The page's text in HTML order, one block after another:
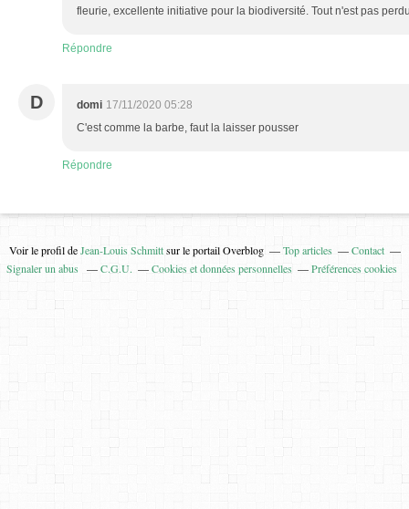
fleurie, excellente initiative pour la biodiversité. Tout n'est pas
Répondre
D domi 17/11/2020 05:28
C'est comme la barbe, faut la laisser pousser
Répondre
Voir le profil deJean-Louis Schmittsur le portail Overblog Top articles
Contact
Signaler un abus
C.G.U. Cookies et données personnelles Préférences cookies